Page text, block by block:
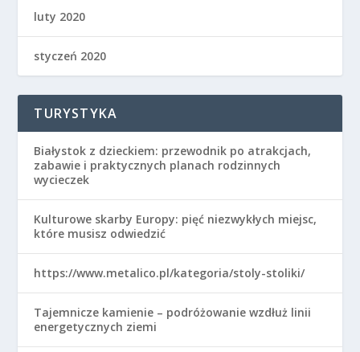
luty 2020
styczeń 2020
TURYSTYKA
Białystok z dzieckiem: przewodnik po atrakcjach,
zabawie i praktycznych planach rodzinnych
wycieczek
Kulturowe skarby Europy: pięć niezwykłych miejsc,
które musisz odwiedzić
https://www.metalico.pl/kategoria/stoly-stoliki/
Tajemnicze kamienie – podróżowanie wzdłuż linii
energetycznych ziemi